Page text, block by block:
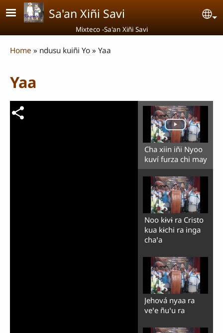
Skip to main content
Sa'an Xiñi Savi
Mixteco -Sa'an Xiñi Savi
Breadcrumb
Home ndusu kuiñi Yo Yaa
Yaa
Cha xiin iñi Nyoo
kuví furza chi may
Noo kɨvɨ ra Cristo
kua kɨchi ra inga
chaꞌa
Jehová nyaa ra
veꞌe ñuꞌu ra